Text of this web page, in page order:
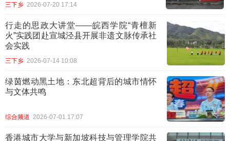
三下乡 2026-07-20 17:14
行走的思政大讲堂——皖西学院“青檀新
火”实践团赴宣城泾县开展非遗文脉传承社
会实践
三下乡 2026-07-14 10:08
​绿茵燃动黑土地：东北超背后的城市情怀
与文体共鸣
综合频道 2026-07-01 17:07
香港城市大学与新加坡科技与管理学院共